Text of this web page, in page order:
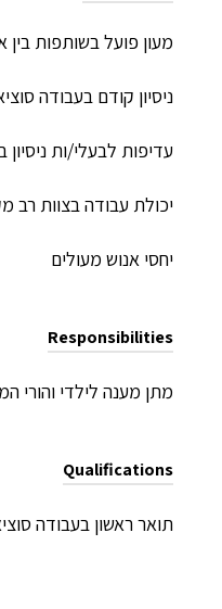
מעון פועל בשותפות
ניסיון קודם בעבודה
עדיפות לבעלי/ות
יכולת עבודה בצוות רב
יחסי אנוש מעולים
Responsibilities
מתן מענה לילדי והורי
Qualifications
תואר ראשון בעבודה